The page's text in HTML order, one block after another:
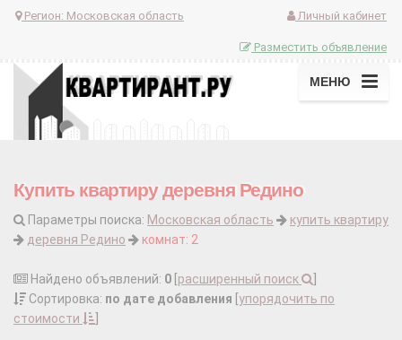
Регион: Московская область Личный кабинет
Разместить объявление
МЕНЮ
Купить квартиру деревня Редино
Параметры поиска: Московская область
купить квартиру
деревня Редино
комнат: 2
Найдено объявлений: 0 расширенный поиск
Сортировка: по дате добавления упорядочить по
стоимости